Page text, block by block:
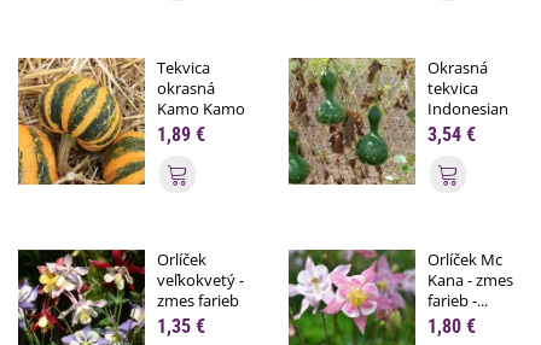
Tekvica
okrasná
Kamo Kamo
- Cucurbita...
1,89 €
Pridať do košíka
Okrasná
tekvica
Indonesian
Bottle -...
3,54 €
Orlíček
veľkokvetý -
zmes farieb
-...
1,35 €
Orlíček Mc
Kana - zmes
farieb -...
1,80 €